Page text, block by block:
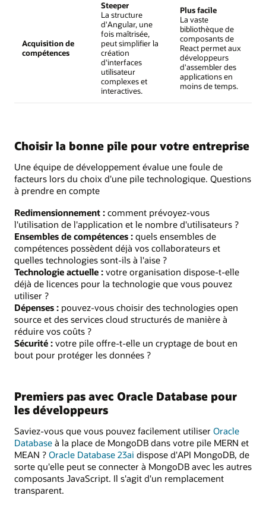
Acquisition de
compétences
Steeper
La structure
d'Angular, une
fois maîtrisée,
peut simplifier la
création
d'interfaces
utilisateur
complexes et
interactives.
Plus facile
La vaste
bibliothèque de
composants de
React permet aux
développeurs
d'assembler des
applications en
moins de temps.
Choisir la bonne pile pour votre entreprise
Une équipe de développement évalue une foule de
facteurs lors du choix d'une pile technologique. Questions
à prendre en compte
Redimensionnement : comment prévoyez-vous
l'utilisation de l'application et le nombre d'utilisateurs ?
Ensembles de compétences : quels ensembles de
compétences possèdent déjà vos collaborateurs et
quelles technologies sont-ils à l'aise ?
Technologie actuelle : votre organisation dispose-t-elle
déjà de licences pour la technologie que vous pouvez
utiliser ?
Dépenses : pouvez-vous choisir des technologies open
source et des services cloud structurés de manière à
réduire vos coûts ?
Sécurité : votre pile offre-t-elle un cryptage de bout en
bout pour protéger les données ?
Premiers pas avec Oracle Database pour
les développeurs
Saviez-vous que vous pouvez facilement utiliser Oracle
Database à la place de MongoDB dans votre pile MERN et
MEAN ? Oracle Database 23ai dispose d'API MongoDB, de
sorte qu'elle peut se connecter à MongoDB avec les autres
composants JavaScript. Il s'agit d'un remplacement
transparent.